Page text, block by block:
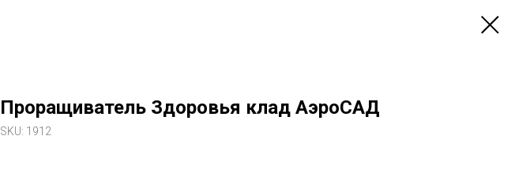
Проращиватель Здоровья клад АэроСАД
SKU: 1912